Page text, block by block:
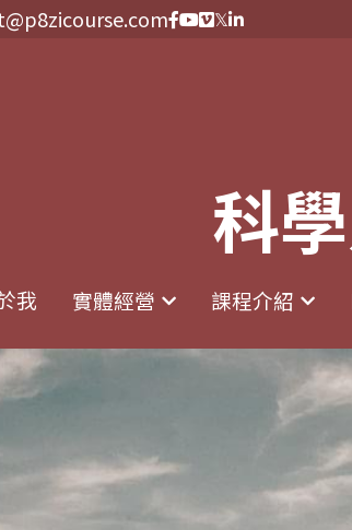
科
我 實體經營 課程介紹
科
我 實體經營 課程介紹